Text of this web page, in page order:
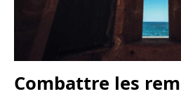
Combattre les